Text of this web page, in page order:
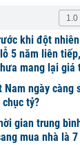
khi đột
5 năm liên
mang lại giá
ngày càng
tỷ?
gian trung
mua nhà là 7